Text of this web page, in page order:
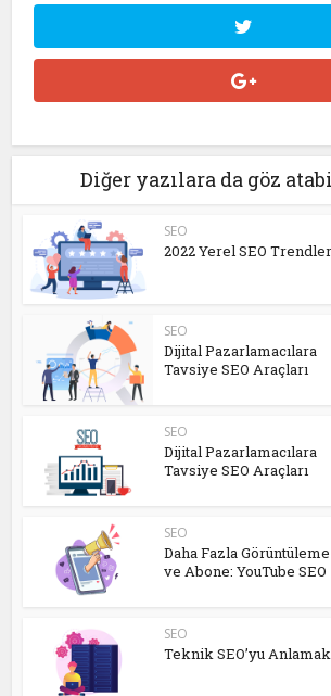
Diğer yazılara da göz
SEO
2022 Yerel SEO
SEO
Dijital Pazarlamacılara
Tavsiye SEO Araçları
SEO
Dijital Pazarlamacılara
Tavsiye SEO Araçları
SEO
Daha Fazla Görüntüleme
ve Abone: YouTube SEO
SEO
Teknik SEO’yu Anlamak